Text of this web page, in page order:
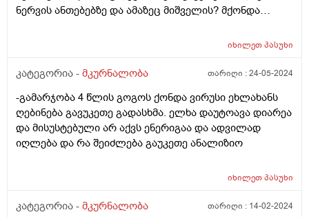
ნერვის ანთებებზე და ამაზეც მიშველის? მქონდა
იხილეთპასუხი
კატეგორია - მკურნალობა თარიღი :24-05-2024
-გამარჯობა 4 წლის გოგოს ქონდა ვირუსი ეხლახანს
ღებინება გავუკეთე გადასხმა. ელხა დაუტოავა დიარეა
და მისუსტებული არ აქვს ენერიგაა და ადვილად
იღლება და რა შეიძლება გაუკეთე ანალიზიო
იხილეთპასუხი
კატეგორია - მკურნალობა თარიღი : 14-02-2024